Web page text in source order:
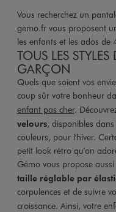
Vous recherchez un
gemo.fr vous proposent
les enfants et les ados de
TOUS LES
GARÇON
Quels que soient vos
coup sûr votre bonheur
enfant pas cher.
velours, disponibles
couleurs, pour l'hiver.
petit look rétro qu’on
Gémo vous propose
taille réglable par
corpulences et de suivre
croissance. Ainsi, votre